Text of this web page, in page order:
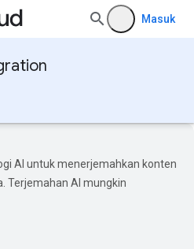
Masuk
AI untuk menerjemahkan konten
Terjemahan AI mungkin